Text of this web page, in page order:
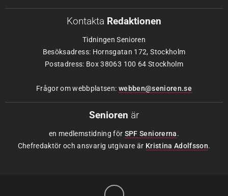
Kontakta Redaktionen
Tidningen Senioren
Besöksadress: Hornsgatan 172, Stockholm
Postadress: Box 38063 100 64 Stockholm
Frågor om webbplatsen: webben@senioren.se
Senioren är
en medlemstidning för SPF Seniorerna.
Chefredaktör och ansvarig utgivare är Kristina Adolfsson.